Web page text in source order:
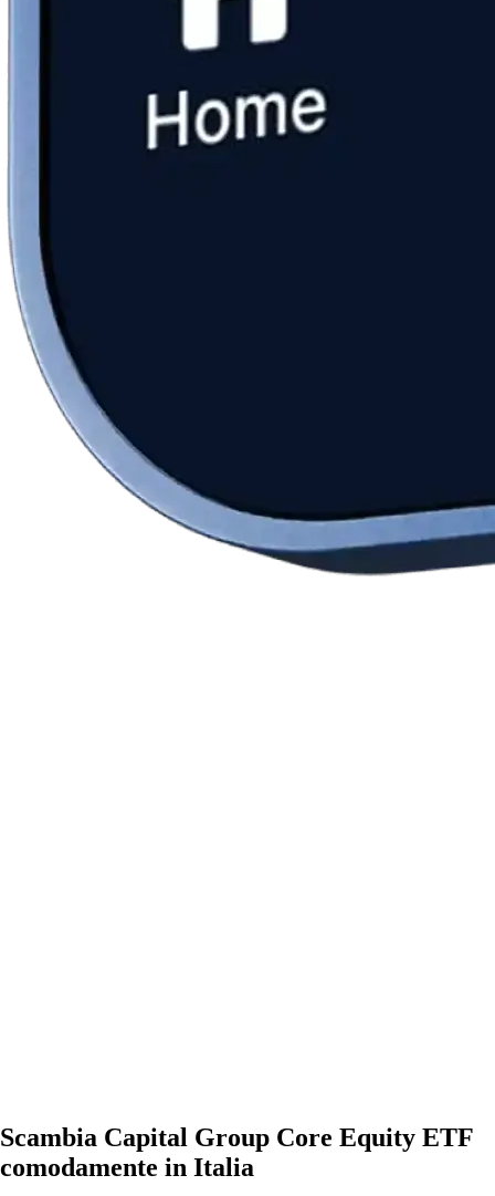
Scambia Capital Group Core Equity ETF
comodamente in Italia